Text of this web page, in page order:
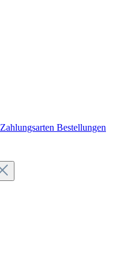
Zahlungsarten Bestellungen